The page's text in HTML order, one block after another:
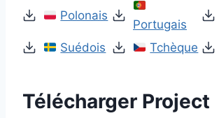
Polonais
Portugais
Suédois Tchèque
Télécharger Project